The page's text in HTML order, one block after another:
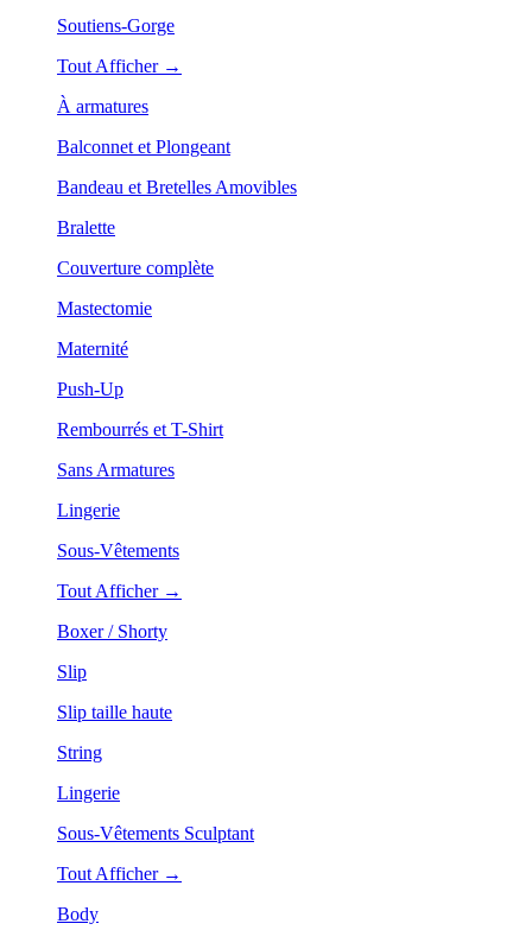
Soutiens-Gorge
Tout Afficher →
À armatures
Balconnet et Plongeant
Bandeau et Bretelles Amovibles
Bralette
Couverture complète
Mastectomie
Maternité
Push-Up
Rembourrés et T-Shirt
Sans Armatures
Lingerie
Sous-Vêtements
Tout Afficher →
Boxer / Shorty
Slip
Slip taille haute
String
Lingerie
Sous-Vêtements Sculptant
Tout Afficher →
Body